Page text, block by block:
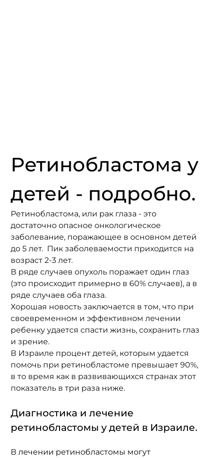
Ретинобластома у
детей - подробно.
Ретинобластома, или рак глаза - это
достаточно опасное онкологическое
заболевание, поражающее в основном детей
до 5 лет.  Пик заболеваемости приходится на
возраст 2-3 лет.
В ряде случаев опухоль поражает один глаз
(это происходит примерно в 60% случаев), а в
ряде случаев оба глаза.
Хорошая новость заключается в том, что при
своевременном и эффективном лечении
ребенку удается спасти жизнь, сохранить глаз
и зрение.
В Израиле процент детей, которым удается
помочь при ретинобластоме превышает 90%,
в то время как в развивающихся странах этот
показатель в три раза ниже.
Диагностика и лечение
ретинобластомы у детей в Израиле.
В лечении ретинобластомы могут